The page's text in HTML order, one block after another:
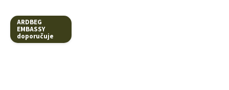
ARDBEG
EMBASSY
doporučuje